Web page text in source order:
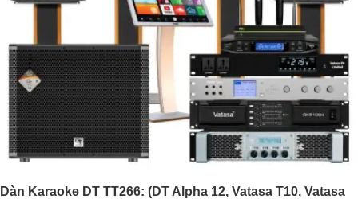
Dàn Karaoke DT TT266: (DT Alpha 12, Vatasa T10, Vatasa